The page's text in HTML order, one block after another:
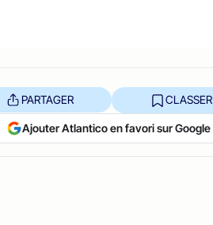
PARTAGER CLASSER
Ajouter Atlantico en favori sur Google